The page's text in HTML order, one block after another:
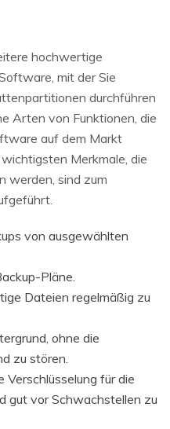
hochwertige
mit der Sie
durchführen
Arten von Funktionen, die
auf dem Markt
Merkmale, die
werden, sind zum
von ausgewählten
Pläne.
Dateien regelmäßig zu
ohne die
zu stören.
für die
gut vor Schwachstellen zu